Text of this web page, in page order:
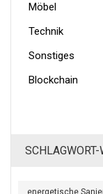
Möbel
Technik
Sonstiges
Blockchain
energetische